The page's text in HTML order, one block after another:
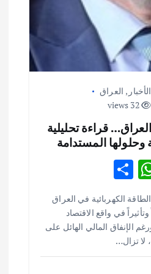
, العراق
32 views
قراءة تحليلية
المستدامة
m
W
h
at
s
A
S
h
ar
e
الكهربائية في العراق
في واقع الاقتصاد
الإنفاق المالي الهائل على
لا تزال…
كلباء الاماراتية